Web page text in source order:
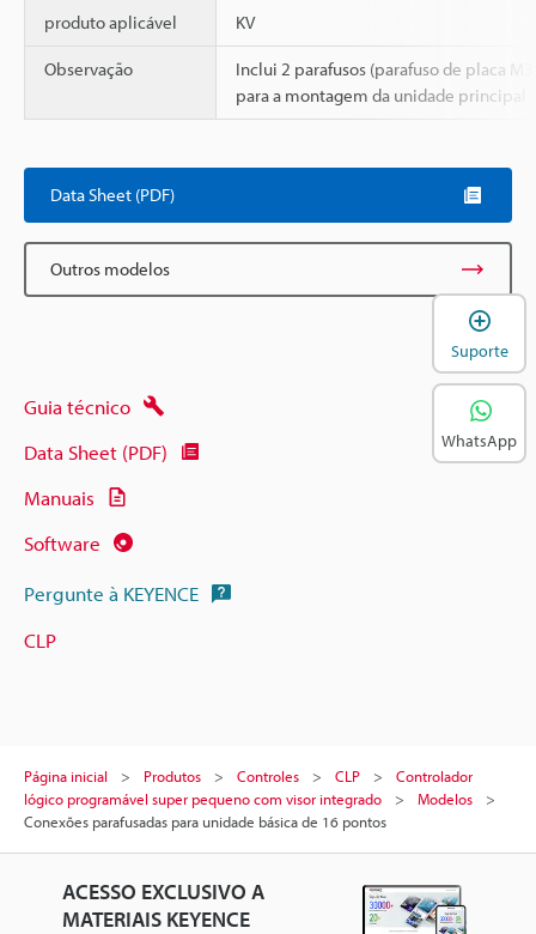
produto aplicável KV
Observação
Inclui 2 parafusos (parafuso de placa
para a montagem da unidade principal
Data Sheet (PDF)
Outros modelos
Guia técnico
Data Sheet (PDF)
Manuais
Software
Pergunte à KEYENCE
CLP
Página inicial Produtos Controles CLP
Controlador
lógico programável super pequeno com visor integrado
Modelos
Conexões parafusadas para unidade básica de 16 pontos
ACESSO EXCLUSIVO A
MATERIAIS KEYENCE
Suporte
WhatsApp